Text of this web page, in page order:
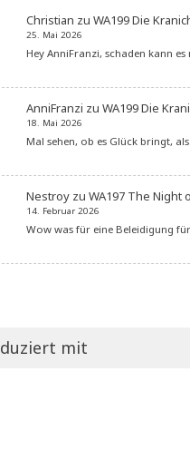
Christian zuWA199 Die
25. Mai 2026
Hey AnniFranzi, schaden kann
AnniFranzi zuWA199 Die
18. Mai 2026
Mal sehen, ob es Glück bringt,
Nestroy zuWA197 The Night
14. Februar 2026
Wow was für eine Beleidigung
mit